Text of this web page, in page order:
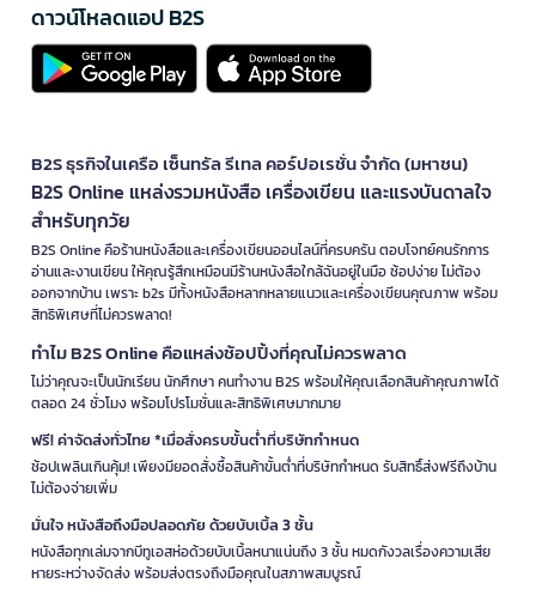
ดาวน์โหลดแอป B2S
B2S ธุรกิจในเครือ เซ็นทรัล รีเทล คอร์ปอเรชั่น จำกัด (มหาชน)
B2S Online แหล่งรวมหนังสือ เครื่องเขียน และแรงบันดาลใจ
สำหรับทุกวัย
B2S Online คือร้านหนังสือและเครื่องเขียนออนไลน์ที่ครบครัน ตอบโจทย์คนรักการ
อ่านและงานเขียน ให้คุณรู้สึกเหมือนมีร้านหนังสือใกล้ฉันอยู่ในมือ ช้อปง่าย ไม่ต้อง
ออกจากบ้าน เพราะ b2s มีทั้งหนังสือหลากหลายแนวและเครื่องเขียนคุณภาพ พร้อม
สิทธิพิเศษที่ไม่ควรพลาด!
ทำไม B2S Online คือแหล่งช้อปปิ้งที่คุณไม่ควรพลาด
ไม่ว่าคุณจะเป็นนักเรียน นักศึกษา คนทำงาน B2S พร้อมให้คุณเลือกสินค้าคุณภาพได้
ตลอด 24 ชั่วโมง พร้อมโปรโมชั่นและสิทธิพิเศษมากมาย
ฟรี! ค่าจัดส่งทั่วไทย *เมื่อสั่งครบขั้นต่ำที่บริษัทกำหนด
ช้อปเพลินเกินคุ้ม! เพียงมียอดสั่งซื้อสินค้าขั้นต่ำที่บริษัทกำหนด รับสิทธิ์ส่งฟรีถึงบ้าน
ไม่ต้องจ่ายเพิ่ม
มั่นใจ หนังสือถึงมือปลอดภัย ด้วยบับเบิ้ล 3 ชั้น
หนังสือทุกเล่มจากบีทูเอสห่อด้วยบับเบิ้ลหนาแน่นถึง 3 ชั้น หมดกังวลเรื่องความเสีย
หายระหว่างจัดส่ง พร้อมส่งตรงถึงมือคุณในสภาพสมบูรณ์